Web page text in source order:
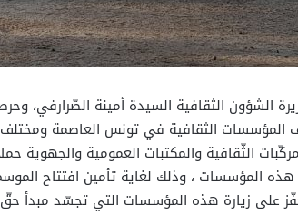
الشؤون الثقافية السيدة أمينة الصّرارفي،
المؤسسات الثقافية في تونس العاصمة
الثّقافية والمكتبات العمومية والجهوية
على زيارة هذه المؤسسات التي تجسّد مبدأ